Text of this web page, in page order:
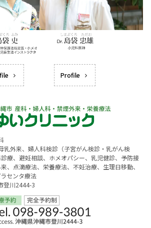
Profile
乳外来、婦人科検診（子宮がん検診・乳がん検
療、避妊相談、ホメオパシー、乳児健診、予防接
、点滴療法、栄養療法、不妊治療、生理日移動、
センタ療法
登川2444-3